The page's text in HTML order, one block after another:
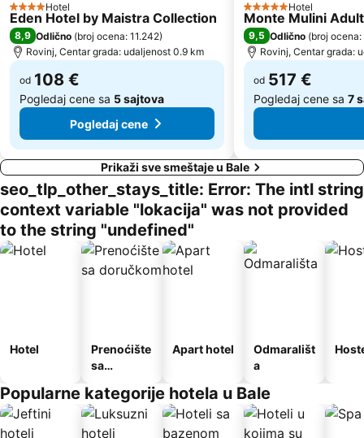
4 Zvezdice
Hotel
Eden Hotel by Maistra Collection
8,9 Odlično (broj ocena: 11.242)
Rovinj, Centar grada: udaljenost 0.9 km
od 108 €
Pogledaj cene sa 5 sajtova
Pogledaj cene
5 Zvezdice
Hotel
Monte Mulini
9,5 Odlično (broj
Rovinj, Centar grada:
od 517 €
Pogledaj cene sa 7
Prikaži sve smeštaje u Bale
seo_tlp_other_stays_title: Error: The intl string
context variable "lokacija" was not provided
to the string "undefined"
Hotel
Prenoćište
sa
Apart hotel
Odmarališt
a
Popularne kategorije hotela u Bale